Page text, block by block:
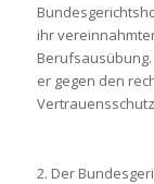
ihr
er gegen den
2. Der